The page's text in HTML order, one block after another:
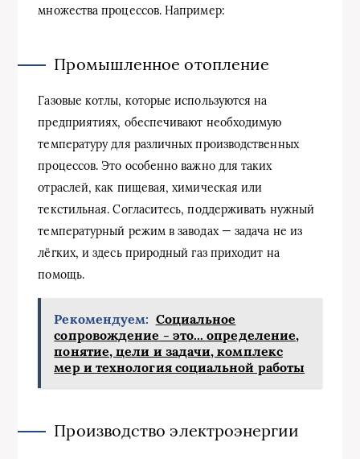
множества процессов. Например:
Промышленное отопление
Газовые котлы, которые используются на
предприятиях, обеспечивают необходимую
температуру для различных производственных
процессов. Это особенно важно для таких
отраслей, как пищевая, химическая или
текстильная. Согласитесь, поддерживать нужный
температурный режим в заводах — задача не из
лёгких, и здесь природный газ приходит на
помощь.
Рекомендуем: Социальное
сопровождение - это... определение,
понятие, цели и задачи, комплекс
мер и технология социальной работы
Производство электроэнергии